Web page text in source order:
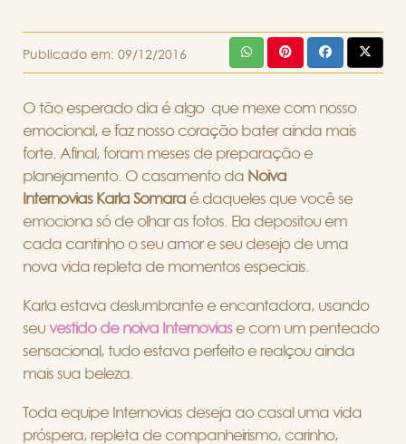
Publicado em: 09/12/2016
O tão esperado dia é algo que mexe com nosso
emocional, e faz nosso coração bater ainda mais
forte. Afinal, foram meses de preparação e
planejamento. O casamento da Noiva
Internovias Karla Somara é daqueles que você se
emociona só de olhar as fotos. Ela depositou em
cada cantinho o seu amor e seu desejo de uma
nova vida repleta de momentos especiais.
Karla estava deslumbrante e encantadora, usando
seu vestido de noiva Internoviase com um penteado
sensacional, tudo estava perfeito e realçou ainda
mais sua beleza.
Toda equipe Internovias deseja ao casal uma vida
próspera, repleta de companheirismo, carinho,